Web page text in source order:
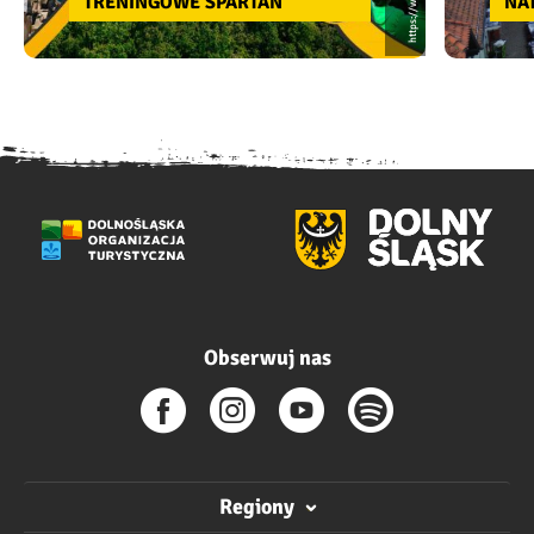
Obserwuj nas
Regiony